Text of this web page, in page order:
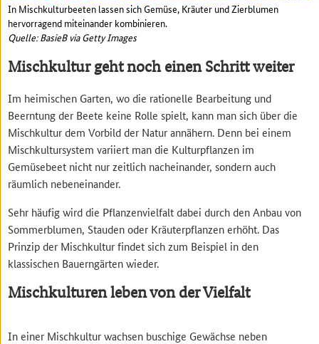
In Mischkulturbeeten lassen sich Gemüse, Kräuter und Zierblumen
hervorragend miteinander kombinieren.
Quelle: BasieB via Getty Images
Mischkultur geht noch einen Schritt weiter
Im heimischen Garten, wo die rationelle Bearbeitung und
Beerntung der Beete keine Rolle spielt, kann man sich über die
Mischkultur dem Vorbild der Natur annähern. Denn bei einem
Mischkultursystem variiert man die Kulturpflanzen im
Gemüsebeet nicht nur zeitlich nacheinander, sondern auch
räumlich nebeneinander.
Sehr häufig wird die Pflanzenvielfalt dabei durch den Anbau von
Sommerblumen, Stauden oder Kräuterpflanzen erhöht. Das
Prinzip der Mischkultur findet sich zum Beispiel in den
klassischen Bauerngärten wieder.
Mischkulturen leben von der Vielfalt
In einer Mischkultur wachsen buschige Gewächse neben